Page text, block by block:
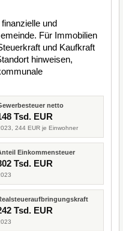
und
Für Immobilien
und Kaufkraft
hinweisen,
netto
Tsd. EUR
244 EUR je Einwohner
Einkommensteuer
Tsd. EUR
Tsd. EUR